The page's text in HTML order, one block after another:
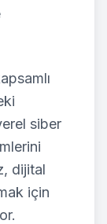
siber
dijital
için